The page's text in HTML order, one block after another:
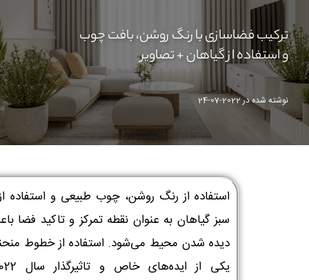
ترکیب فضاسازی با رنگ روشن، بافت چوب
و استفاده از گیاهان + تصاویر
نوشته شده در2022-07-24
استفاده از رنگ روشن، چوب طبیعی و استفاده
سبز گیاهان به عنوان نقطه تمرکز و تاکید فضا
دیده شدن محیط می‌شود. استفاده از خطوط